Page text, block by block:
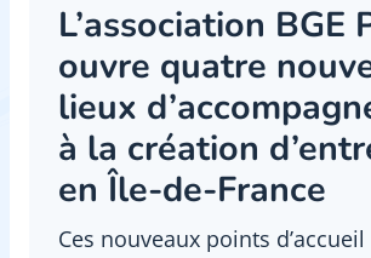
L’association BGE
ouvre quatre
lieux
à la création
en Île-de-France
Ces nouveaux points